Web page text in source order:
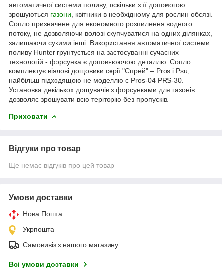
автоматичної системи поливу, оскільки з її допомогою
зрошуються газони , квітники в необхідному для рослин обсязі.
Сопло призначене для економного розпилення водного
потоку, не дозволяючи волозі скупчуватися на одних ділянках,
залишаючи сухими інші. Використання автоматичної системи
поливу Hunter грунтується на застосуванні сучасних
технологій - форсунка є доповнюючою деталлю. Сопло
комплектує віялові дощовики серії "Спрей" – Pros і Psu,
найбільш підходящою не моделлю є Pros-04 PRS-30.
Установка декількох дощувачів з форсунками для газонів
дозволяє зрошувати всю теріторію без пропусків.
Приховати
Відгуки про товар
Ще немає відгуків про цей товар
Умови доставки
Нова Пошта
Укрпошта
Самовивіз з нашого магазину
Всі умови доставки